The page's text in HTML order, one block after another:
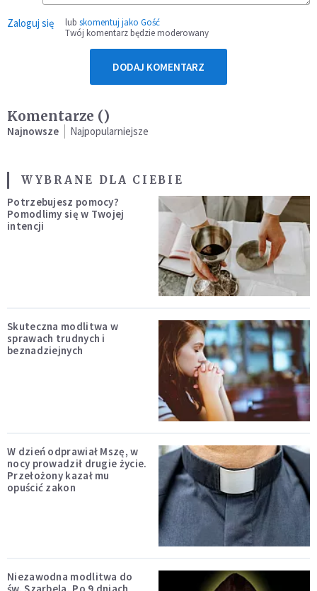
Zaloguj się lub skomentuj jako Gość
Twój komentarz będzie moderowany
DODAJ KOMENTARZ
Komentarze ()
Najnowsze Najpopularniejsze
WYBRANE DLA CIEBIE
Potrzebujesz pomocy?
Pomodlimy się w Twojej
intencji
Skuteczna modlitwa w
sprawach trudnych i
beznadziejnych
W dzień odprawiał Mszę, w
nocy prowadził drugie życie.
Przełożony kazał mu
opuścić zakon
Niezawodna modlitwa do
św. Szarbela. Po 9 dniach